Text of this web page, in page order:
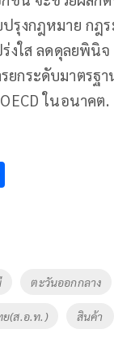
รุงกฎหมาย กฎ
ร่งใส ลดดุลยพิ
ยกระดับมาตรฐ
ในอนาคต.
ตะวันออกกลาง
ย(ส.อ.ท.) สินค้า